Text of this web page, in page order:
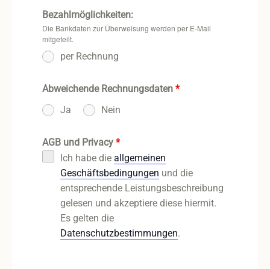
Bezahlmöglichkeiten:
Die Bankdaten zur Überweisung werden per E-Mail
mitgeteilt.
per Rechnung
Abweichende Rechnungsdaten *
Ja
Nein
AGB und Privacy *
Ich habe die allgemeinen
Geschäftsbedingungen und die
entsprechende Leistungsbeschreibung
gelesen und akzeptiere diese hiermit.
Es gelten die
Datenschutzbestimmungen.